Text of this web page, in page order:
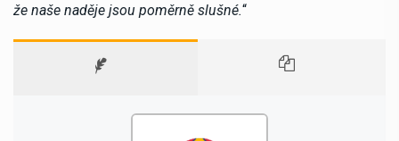
že naše naděje jsou poměrně slušné.“